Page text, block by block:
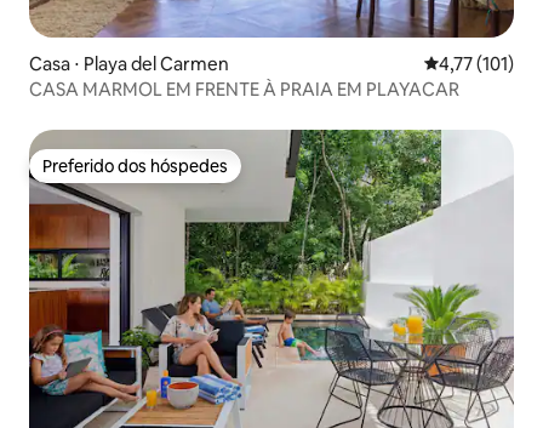
Casa ⋅ Playa del Carmen 4,77 de uma
4,77 (101)
CASA MARMOL EM FRENTE À PRAIA EM PLAYACAR
Preferido dos hóspedes
Preferido dos hóspedes